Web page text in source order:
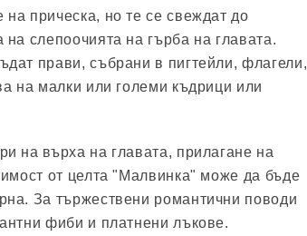
прическа, но те се свеждат до
слепоочията на гърба на главата.
прави, събрани в пигтейли, флагели,
на малки или големи къдрици или
на върха на главата, прилагане на
от целта "Малвинка" може да бъде
За тържествени романтични поводи
фиби и платнени лъкове.